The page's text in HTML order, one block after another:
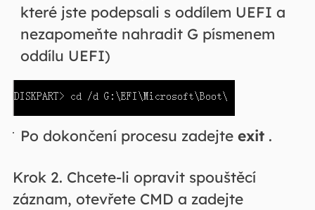
které jste podepsali s oddílem UEFI a
nezapomeňte nahradit G písmenem
oddílu UEFI)
Po dokončení procesu zadejteexit .
Krok 2. Chcete-li opravit spouštěcí
záznam, otevřete CMD a zadejte